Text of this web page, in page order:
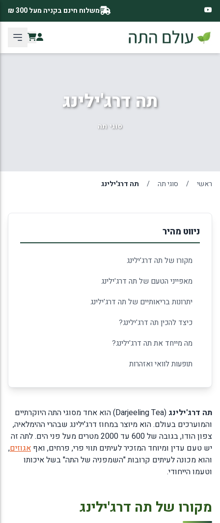
משלוח חינם בקניה מעל 300 ₪
תה דרג'ילינג
סוגי תה
ראשי / סוגי תה / תה דרג'ילינג
ניווט מהיר
מקורו של תה דרג'ילינג
מאפייני הטעם של תה דרג'ילינג
יתרונות בריאותיים של תה דרג'ילינג
כיצד להכין תה דרג'ילינג?
מה מייחד את תה דרג'ילינג?
תופעות לוואי ואזהרות
תה דרג'ילינג
(Darjeeling Tea) הוא אחד מסוגי התה היוקרתיים
והמוערכים בעולם. הוא מיוצר במחוז דרג'ילינג שבהרי ההימלאיה,
צפון הודו, בגובה של 600 עד 2000 מטרים מעל פני הים. לתה זה
יש טעם עדין ומיוחד המזכיר לעיתים תווי פרי, פרחים, ואף אגוזים,
והוא מכונה לעיתים קרובות "השמפניה של התה" בשל איכותו
וטעמו הייחודי.
מקורו של תה דרג'ילינג